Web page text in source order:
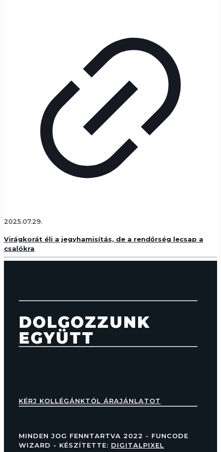
2025.07.29.
Virágkorát éli a jegyhamisítás, de a rendőrség lecsap a
csalókra
DOLGOZZUNK
EGYÜTT
KÉRJ KOLLÉGÁNKTÓL ÁRAJÁNLATOT
MINDEN JOG FENNTARTVA 2022 - FUNCODE
WIZARD - KÉSZÍTETTE: DIGITALPIXEL